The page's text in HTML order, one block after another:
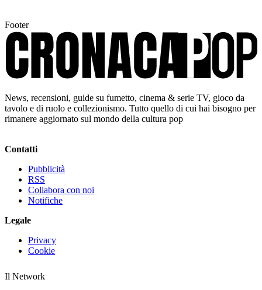
Footer
News, recensioni, guide su fumetto, cinema & serie TV, gioco da
tavolo e di ruolo e collezionismo. Tutto quello di cui hai bisogno per
rimanere aggiornato sul mondo della cultura pop
Contatti
Pubblicità
RSS
Collabora con noi
Notifiche
Legale
Privacy
Cookie
Il Network